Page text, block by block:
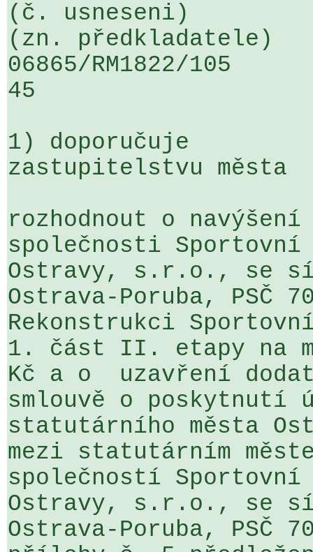
(č. usneseni)
(zn. předkladatele)
06865/RM1822/
45
1) doporučuje
zastupitelstvu města
rozhodnout o
společnosti
Ostravy, s.r.o., se
Ostrava-Poruba, PSČ
Rekonstrukci
1. část II. etapy na
Kč a o  uzavření
smlouvě o poskytnutí
statutárního města
mezi statutárním
společností
Ostravy, s.r.o., se
Ostrava-Poruba, PSČ